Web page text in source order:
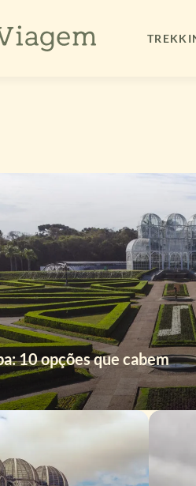
10 opções que cabem